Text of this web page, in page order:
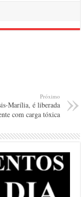
Próximo
Marília, é liberada
com carga tóxica